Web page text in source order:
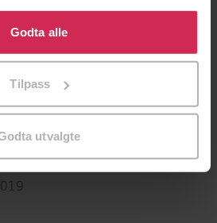
å gi oss ditt samtykke til å
formålene. Du kan også
til spesifikke formål ved å klikke
Godta alle
Tilpass
utvalgte
atmospheric mystery set in
Scottish wilderness,
Scottish Book of the Year